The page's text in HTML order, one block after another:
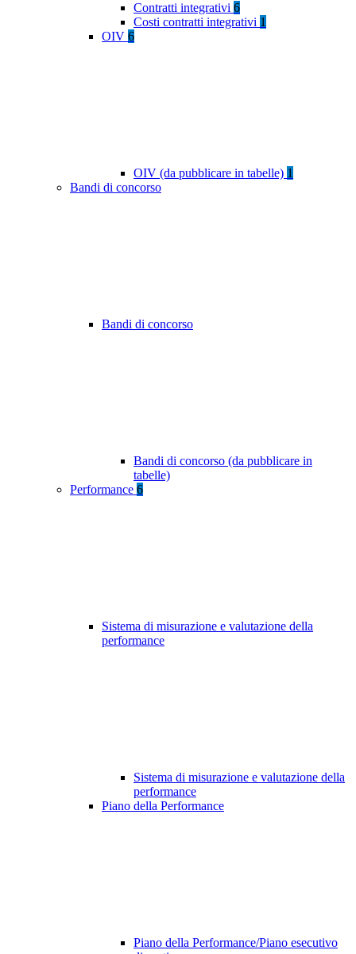
Contratti integrativi 6
Costi contratti integrativi 1
OIV 6
OIV (da pubblicare in tabelle) 1
Bandi di concorso
Bandi di concorso
Bandi di concorso (da pubblicare in
tabelle)
Performance 6
Sistema di misurazione e valutazione della
performance
Sistema di misurazione e valutazione della
performance
Piano della Performance
Piano della Performance/Piano esecutivo